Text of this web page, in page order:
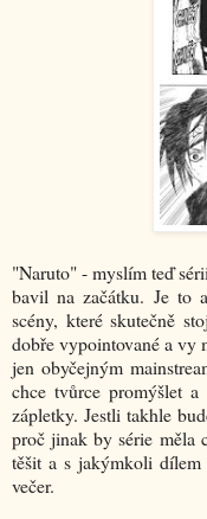
"Naruto" - myslím teď
bavil na začátku. Je to
scény, které skutečně
dobře vypointované a vy
jen obyčejným
chce tvůrce promýšlet a
zápletky. Jestli takhle
proč jinak by série měla
těšit a s jakýmkoli
večer.